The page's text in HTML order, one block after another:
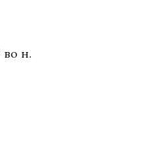
во н.